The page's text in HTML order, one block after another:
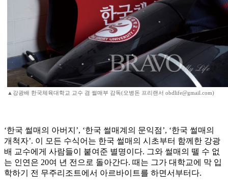
▲강광배 한국체육대학교 교수 겸 썰매부 감독(오병돈 프리랜서 obdlife@gmail.com)
‘한국 썰매의 아버지’, ‘한국 썰매계의 문익점’, ‘한국 썰매의
개척자’. 이 모든 수식어는 한국 썰매의 시초부터 함께한 강광
배 교수에게 사람들이 붙여준 별명이다. 그와 썰매의 뗄 수 없
는 인연은 20여 년 전으로 돌아간다. 때는 그가 대학교에 막 입
학하기 전 무주리조트에서 아르바이트를 하면서부터다.